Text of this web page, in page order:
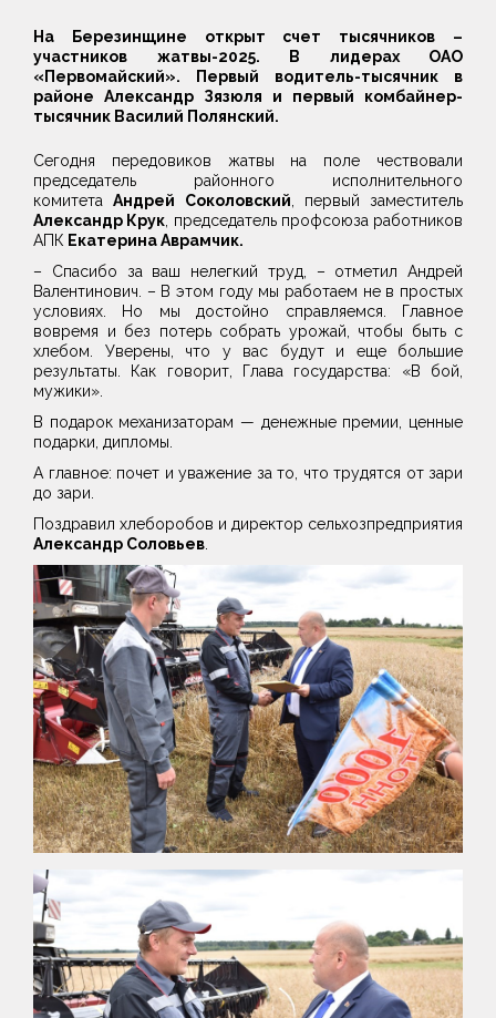
На Березинщине открыт счет тысячников –
участников жатвы-2025. В лидерах ОАО
«Первомайский». Первый водитель-тысячник в
районе Александр Зязюля и первый комбайнер-
тысячник Василий Полянский.
Сегодня передовиков жатвы на поле чествовали
председатель районного исполнительного
комитетаАндрей Соколовский, первый заместитель
Александр Крук, председатель профсоюза работников
АПК Екатерина Аврамчик.
– Спасибо за ваш нелегкий труд, – отметил Андрей
Валентинович. – В этом году мы работаем не в простых
условиях. Но мы достойно справляемся. Главное
вовремя и без потерь собрать урожай, чтобы быть с
хлебом. Уверены, что у вас будут и еще большие
результаты. Как говорит, Глава государства: «В бой,
мужики».
В подарок механизаторам — денежные премии, ценные
подарки, дипломы.
А главное: почет и уважение за то, что трудятся от зари
до зари.
Поздравил хлеборобов и директор сельхозпредприятия
Александр Соловьев.